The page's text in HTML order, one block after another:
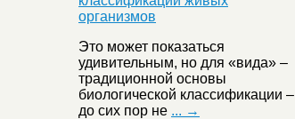
Это может показаться
удивительным, но для «вида» –
традиционной основы
биологической классификации –
до сих пор не ... →